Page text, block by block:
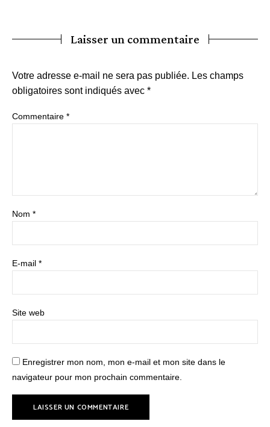
Laisser un commentaire
Votre adresse e-mail ne sera pas publiée. Les champs
obligatoires sont indiqués avec *
Commentaire *
Nom *
E-mail *
Site web
Enregistrer mon nom, mon e-mail et mon site dans le
navigateur pour mon prochain commentaire.